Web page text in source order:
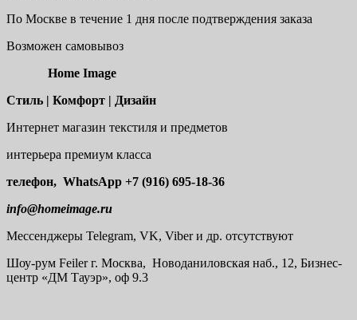
По Москве в течение 1 дня после подтверждения заказа
Возможен самовывоз
Home Image
Стиль | Комфорт | Дизайн
Интернет магазин текстиля и предметов
интерьера премиум класса
телефон, WhatsApp +7 (916) 695-18-36
info@homeimage.ru
Мессенджеры Telegram, VK, Viber и др. отсутствуют
Шоу-рум Feiler г. Москва, Новоданиловская наб., 12, Бизнес-
центр «ДМ Тауэр», оф 9.3